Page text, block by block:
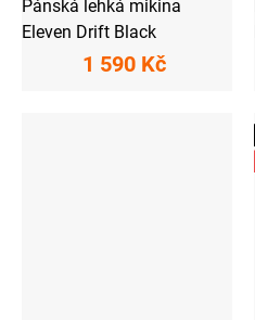
Pánská lehká mikina
Eleven Drift Black
1 590 Kč